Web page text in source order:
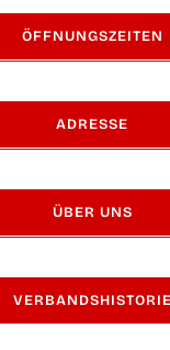
ÖFF­NUNGS­ZEI­TEN
ADRES­SE
ÜBER UNS
VER­BANDS­HIS­TO­RIE